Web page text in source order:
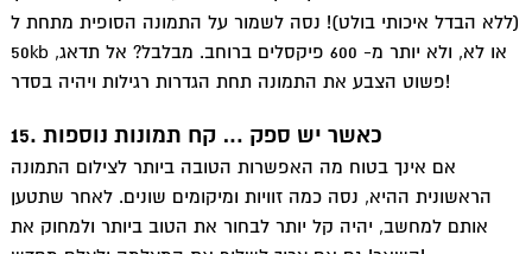
(ללא הבדל איכותי בולט)! נסה לשמור על התמונה הסופית מתחת ל
50kb או לא, ולא יותר מ- 600 פיקסלים ברוחב. מבלבל? אל תדאג,
פשוט הצבע את התמונה תחת הגדרות רגילות ויהיה בסדר!
15. כאשר יש ספק … קח תמונות נוספות
אם אינך בטוח מה האפשרות הטובה ביותר לצילום התמונה
הראשונית ההיא, נסה כמה זוויות ומיקומים שונים. לאחר שתטען
אותם למחשב, יהיה קל יותר לבחור את הטוב ביותר ולמחוק את